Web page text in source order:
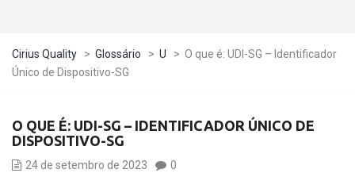
Cirius Quality > Glossário > U > O que é: UDI-SG – Identificador
Único de Dispositivo-SG
O QUE É: UDI-SG – IDENTIFICADOR ÚNICO DE
DISPOSITIVO-SG
24 de setembro de 2023 0